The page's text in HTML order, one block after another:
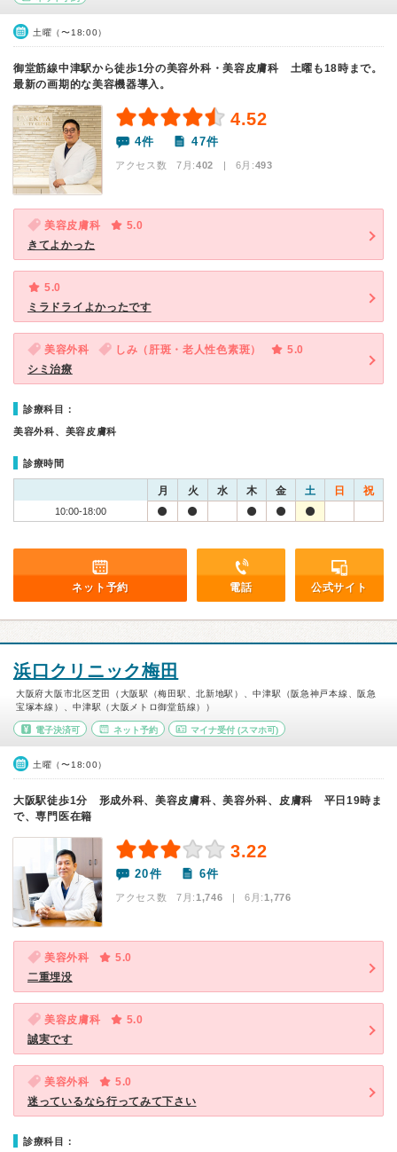
土曜（〜18:00）
御堂筋線中津駅から徒歩1分の美容外科・美容皮膚科 土曜も18時まで。
最新の画期的な美容機器導入。
4.52
4件 47件
アクセス数 7月:402 | 6月:493
美容皮膚科
5.0
きてよかった
5.0
ミラドライよかったです
美容外科 しみ（肝斑・老人性色素斑）
5.0
シミ治療
診療科目：
美容外科、美容皮膚科
診療時間
月 火 水 木 金 土 日 祝
10:00-18:00
ネット予約 電話 公式サイト
浜口クリニック梅田
大阪府大阪市北区芝田（大阪駅（梅田駅、北新地駅）、中津駅（阪急神戸本線、阪急
宝塚本線）、中津駅（大阪メトロ御堂筋線））
電子決済可 ネット予約 マイナ受付 (スマホ可)
土曜（〜18:00）
大阪駅徒歩1分 形成外科、美容皮膚科、美容外科、皮膚科 平日19時ま
で、専門医在籍
3.22
20件 6件
アクセス数 7月:1,746 | 6月:1,776
美容外科
5.0
二重埋没
美容皮膚科
5.0
誠実です
美容外科
5.0
迷っているなら行ってみて下さい
診療科目：